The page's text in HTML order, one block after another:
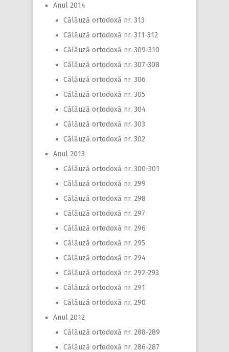
Anul 2014
Călăuză ortodoxă nr. 313
Călăuză ortodoxă nr. 311-312
Călăuză ortodoxă nr. 309-310
Călăuză ortodoxă nr. 307-308
Călăuză ortodoxă nr. 306
Călăuză ortodoxă nr. 305
Călăuză ortodoxă nr. 304
Călăuză ortodoxă nr. 303
Călăuză ortodoxă nr. 302
Anul 2013
Călăuză ortodoxă nr. 300-301
Călăuză ortodoxă nr. 299
Călăuză ortodoxă nr. 298
Călăuză ortodoxă nr. 297
Călăuză ortodoxă nr. 296
Călăuză ortodoxă nr. 295
Călăuză ortodoxă nr. 294
Călăuză ortodoxă nr. 292-293
Călăuză ortodoxă nr. 291
Călăuză ortodoxă nr. 290
Anul 2012
Călăuză ortodoxă nr. 288-289
Călăuză ortodoxă nr. 286-287